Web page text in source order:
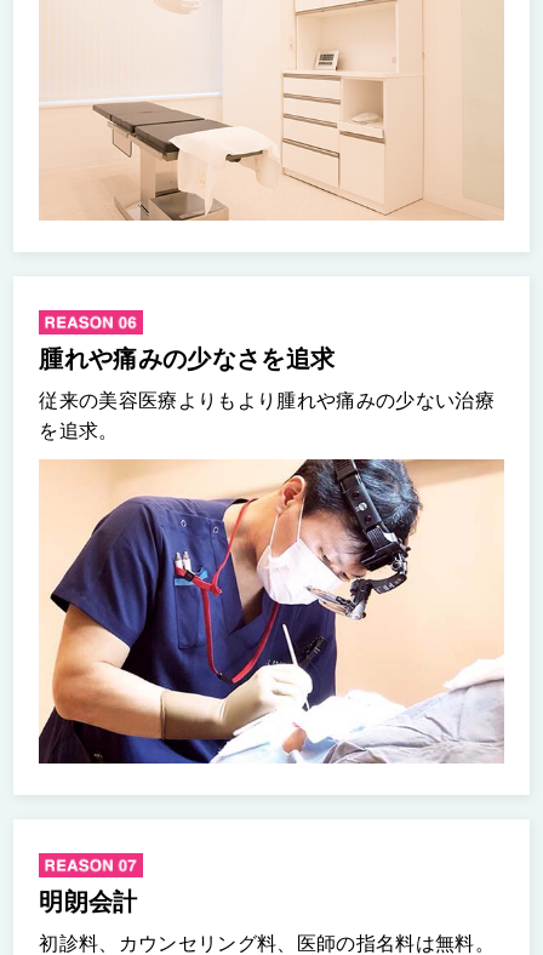
腫れや痛みの少なさを追求
従来の美容医療よりもより腫れや痛みの少ない治療
を追求。
明朗会計
初診料、カウンセリング料、医師の指名料は無料。